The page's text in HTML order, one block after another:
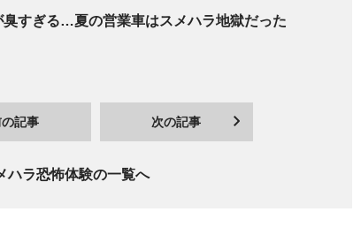
すぎる…夏の営業車はスメハラ地獄だった
記事 次の記事
ハラ恐怖体験の一覧へ